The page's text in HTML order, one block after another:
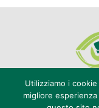
Utilizziamo i
migliore